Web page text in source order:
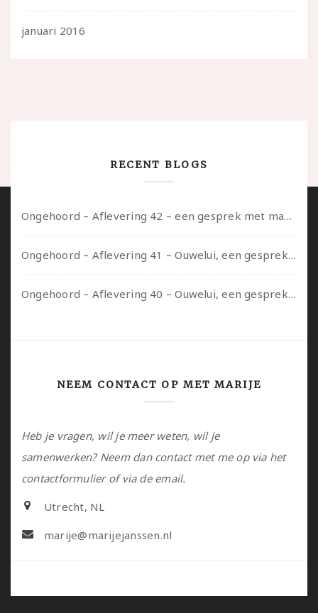
januari 2016
RECENT BLOGS
Ongehoord – Aflevering 42 – een gesprek met marijn over seksueel opbloeien, het ouderschap uitvinden en verschillende leeftijden in je mee dragen
Ongehoord – Aflevering 41 – Ouwelui, een gesprek met Marcelle over polyamorie op latere leeftijd, (mantel)zorg voor je partners en seksueel plezier.
Ongehoord – Aflevering 40 – Ouwelui, een gesprek met Sadie Lune over vormende relaties en de geschiedenis van de queer pornobeweging
NEEM CONTACT OP MET MARIJE
Heb je vragen, wil je meer weten, wil je
samenwerken? Neem dan contact met me op via het
contactformulier of via de email.
Utrecht, NL
marije@marijejanssen.nl